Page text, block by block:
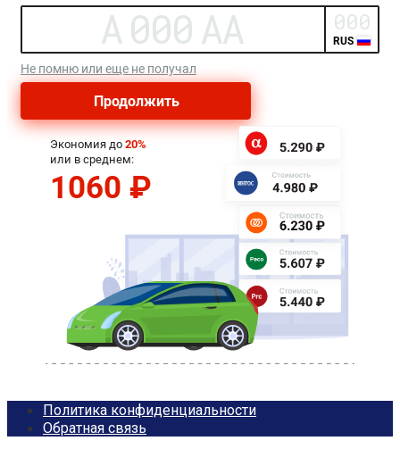
Политика конфиденциальности
Обратная связь